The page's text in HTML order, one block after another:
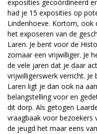
exposities gecoördineerd
had je 15 exposities op
Lindenhoeve. Kortom, ook
het exposeren van de
Laren. Je bent voor de
zomaar een vrijwilliger. Je
de vele jaren dat je daar
vrijwilligerswerk verricht.
Laren ligt je dan ook na
belangstelling voor en
dit dorp. Als getogen
vraagbaak voor bezoekers
de jeugd het maar eens